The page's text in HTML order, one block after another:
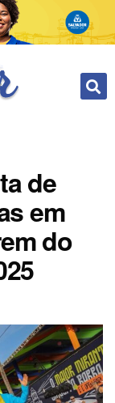
de
em
do